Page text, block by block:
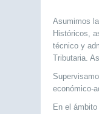
Asumimos
Históricos,
técnico y
Tributaria.
económico-
En el